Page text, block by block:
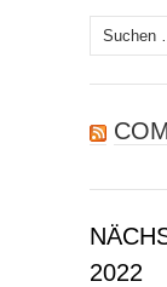
Suchen
nach:
2022